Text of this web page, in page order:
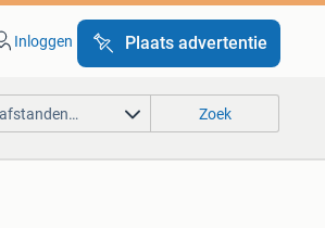
Inloggen Plaats advertentie
Zoek